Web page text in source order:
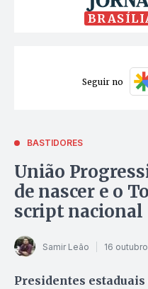
Seguir no
BASTIDORES
União
de nascer e o
script nacional
Samir Leão 16
Presidentes estaduais